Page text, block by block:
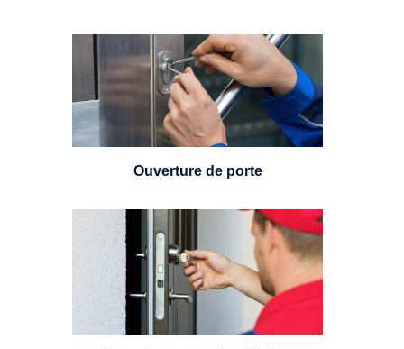
Vous avez perdu vos clés ou la
porte s'est refermée derrière vous
? Un serrurier est disponible
24h/7.
Ouverture de porte
Un serrurier sera en mesure de
choisir et remplacer un cylindre
standard, à 5 leviers ou à 3
leviers, Mul-T-Lock ou encore
multipoints.